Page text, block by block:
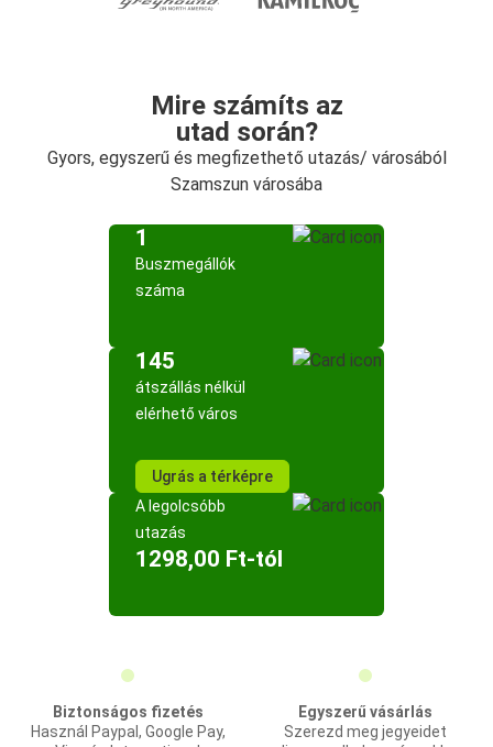
Mire számíts az
utad során?
Gyors, egyszerű és megfizethető utazás/ városából
Szamszun városába
1
Buszmegállók
száma
145
átszállás nélkül
elérhető város
Ugrás a térképre
A legolcsóbb
utazás
1298,00 Ft-tól
Biztonságos fizetés
Használ Paypal, Google Pay,
Egyszerű vásárlás
Szerezd meg jegyeidet